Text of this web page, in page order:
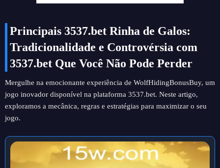
Principais 3537.bet Rinha de Galos:
Tradicionalidade e Controvérsia com
3537.bet Que Você Não Pode Perder
Mergulhe na emocionante experiência de WolfHidingBonusBuy, um
jogo inovador disponível na plataforma 3537.bet. Neste artigo,
exploramos a mecânica, regras e estratégias para maximizar o seu
jogo.